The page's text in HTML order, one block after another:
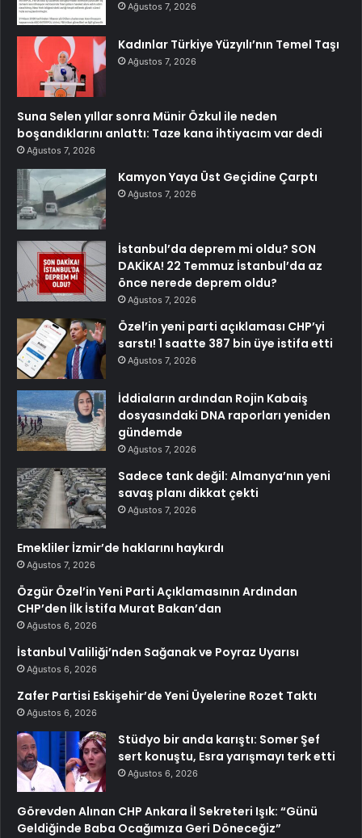
Ağustos 7, 2026
Kadınlar Türkiye Yüzyılı’nın Temel Taşı
Ağustos 7, 2026
Suna Selen yıllar sonra Münir Özkul ile neden
boşandıklarını anlattı: Taze kana ihtiyacım var dedi
Ağustos 7, 2026
Kamyon Yaya Üst Geçidine Çarptı
Ağustos 7, 2026
İstanbul’da deprem mi oldu? SON
DAKİKA! 22 Temmuz İstanbul’da az
önce nerede deprem oldu?
Ağustos 7, 2026
Özel’in yeni parti açıklaması CHP’yi
sarstı! 1 saatte 387 bin üye istifa etti
Ağustos 7, 2026
İddiaların ardından Rojin Kabaiş
dosyasındaki DNA raporları yeniden
gündemde
Ağustos 7, 2026
Sadece tank değil: Almanya’nın yeni
savaş planı dikkat çekti
Ağustos 7, 2026
Emekliler İzmir’de haklarını haykırdı
Ağustos 7, 2026
Özgür Özel’in Yeni Parti Açıklamasının Ardından
CHP’den İlk İstifa Murat Bakan’dan
Ağustos 6, 2026
İstanbul Valiliği’nden Sağanak ve Poyraz Uyarısı
Ağustos 6, 2026
Zafer Partisi Eskişehir’de Yeni Üyelerine Rozet Taktı
Ağustos 6, 2026
Stüdyo bir anda karıştı: Somer Şef
sert konuştu, Esra yarışmayı terk etti
Ağustos 6, 2026
Görevden Alınan CHP Ankara İl Sekreteri Işık: “Günü
Geldiğinde Baba Ocağımıza Geri Döneceğiz”